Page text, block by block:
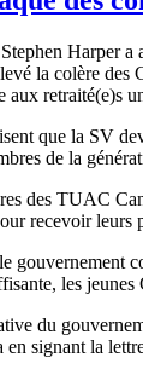
Harper a
la colère des
aux retraité(e)s
que la SV
de la
des TUAC
recevoir leurs
gouvernement
les
du
en signant la